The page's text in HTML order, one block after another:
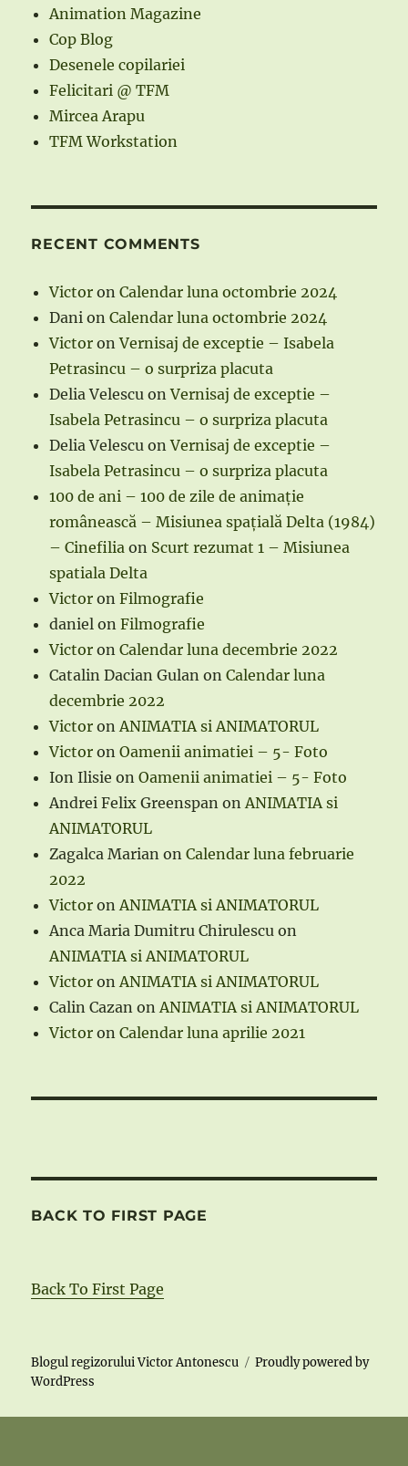
Animation Magazine
Cop Blog
Desenele copilariei
Felicitari @ TFM
Mircea Arapu
TFM Workstation
RECENT COMMENTS
Victor onCalendar luna octombrie 2024
Dani onCalendar luna octombrie 2024
Victor onVernisaj de exceptie – Isabela
Petrasincu – o surpriza placuta
Delia Velescu onVernisaj de exceptie –
Isabela Petrasincu – o surpriza placuta
Delia Velescu onVernisaj de exceptie –
Isabela Petrasincu – o surpriza placuta
100 de ani – 100 de zile de animație
românească – Misiunea spațială Delta (1984)
– Cinefilia on Scurt rezumat 1 – Misiunea
spatiala Delta
Victor onFilmografie
daniel onFilmografie
Victor onCalendar luna decembrie 2022
Catalin Dacian Gulan onCalendar luna
decembrie 2022
Victor onANIMATIA si ANIMATORUL
Victor onOamenii animatiei – 5- Foto
Ion Ilisie onOamenii animatiei – 5- Foto
Andrei Felix Greenspan onANIMATIA si
ANIMATORUL
Zagalca Marian onCalendar luna februarie
2022
Victor onANIMATIA si ANIMATORUL
Anca Maria Dumitru Chirulescu on
ANIMATIA si ANIMATORUL
Victor onANIMATIA si ANIMATORUL
Calin Cazan onANIMATIA si ANIMATORUL
Victor onCalendar luna aprilie 2021
BACK TO FIRST PAGE
Back To First Page
Blogul regizorului Victor Antonescu
Proudly powered by
WordPress